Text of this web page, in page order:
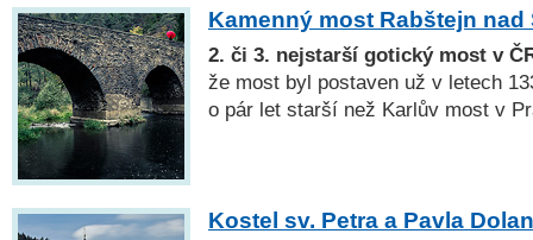
Kamenný most Rabštejn nad
2. či 3. nejstarší gotický most v
že most byl postaven už v letech
o pár let starší než Karlův most v
Kostel sv. Petra a Pavla